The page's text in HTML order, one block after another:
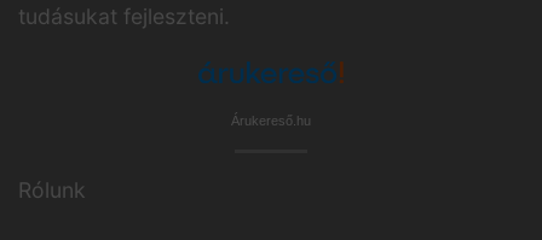
tudásukat fejleszteni.
Árukereső.hu
Rólunk